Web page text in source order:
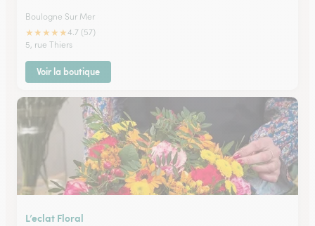
Boulogne Sur Mer
★★★★★4.7 (57)
5, rue Thiers
Voir la boutique
L’eclat Floral